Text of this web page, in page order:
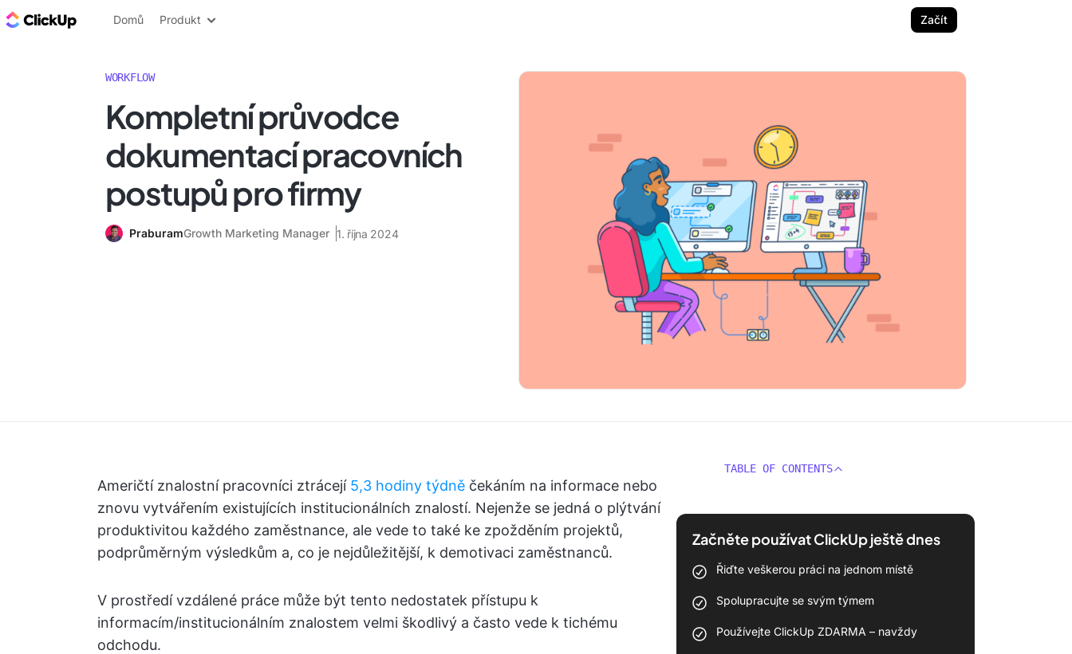
ClickUp blog
Domů Produkt Začít
WORKFLOW
Kompletní průvodce
dokumentací pracovních
postupů pro firmy
PraburamGrowth Marketing Manager 1. října 2024
Američtí znalostní pracovníci ztrácejí 5,3 hodiny týdně čekáním na informace nebo
znovu vytvářením existujících institucionálních znalostí. Nejenže se jedná o plýtvání
produktivitou každého zaměstnance, ale vede to také ke zpožděním projektů,
podprůměrným výsledkům a, co je nejdůležitější, k demotivaci zaměstnanců.
V prostředí vzdálené práce může být tento nedostatek přístupu k
informacím/institucionálním znalostem velmi škodlivý a často vede k tichému
odchodu.
TABLE OF CONTENTS
Začněte používat ClickUp ještě dnes
Řiďte veškerou práci na jednom místě
Spolupracujte se svým týmem
Používejte ClickUp ZDARMA – navždy